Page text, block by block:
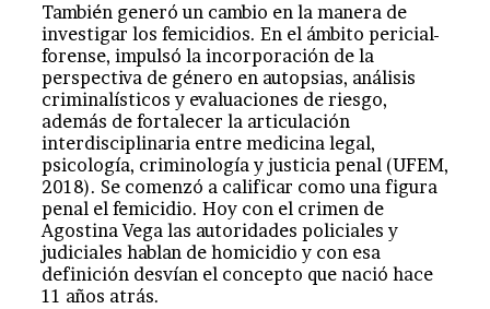
También generó un cambio en la manera de
investigar los femicidios. En el ámbito pericial-
forense, impulsó la incorporación de la
perspectiva de género en autopsias, análisis
criminalísticos y evaluaciones de riesgo,
además de fortalecer la articulación
interdisciplinaria entre medicina legal,
psicología, criminología y justicia penal (UFEM,
2018). Se comenzó a calificar como una figura
penal el femicidio. Hoy con el crimen de
Agostina Vega las autoridades policiales y
judiciales hablan de homicidio y con esa
definición desvían el concepto que nació hace
11 años atrás.